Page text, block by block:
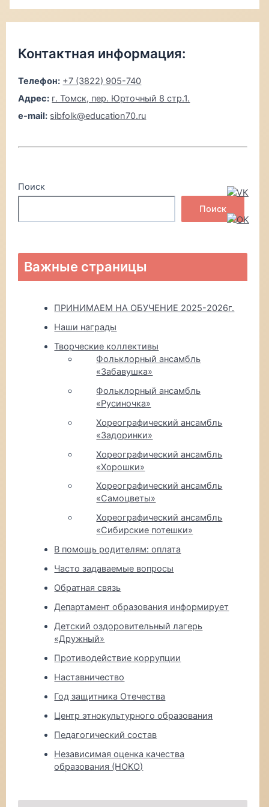
Контактная информация:
Телефон: +7 (3822) 905-740
Адрес: г. Томск, пер. Юрточный 8 стр.1.
e-mail: sibfolk@education70.ru
Поиск
Поиск
Важные страницы
ПРИНИМАЕМ НА ОБУЧЕНИЕ 2025-2026г.
Наши награды
Творческие коллективы
Фольклорный ансамбль
«Забавушка»
Фольклорный ансамбль
«Русиночка»
Хореографический ансамбль
«Задоринки»
Хореографический ансамбль
«Хорошки»
Хореографический ансамбль
«Самоцветы»
Хореографический ансамбль
«Сибирские потешки»
В помощь родителям: оплата
Часто задаваемые вопросы
Обратная связь
Департамент образования информирует
Детский оздоровительный лагерь
«Дружный»
Противодействие коррупции
Наставничество
Год защитника Отечества
Центр этнокультурного образования
Педагогический состав
Независимая оценка качества
образования (НОКО)